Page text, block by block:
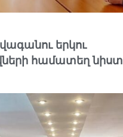
երկու
համատեղ նիստ